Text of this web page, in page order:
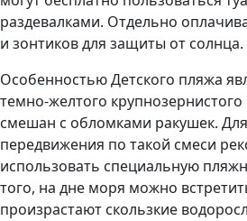
раздевалками. Отдельно
и зонтиков для защиты от солнца.
Особенностью Детского пляжа
темно-желтого
смешан с обломками ракушек.
передвижения по такой смеси
использовать специальную
того, на дне моря можно
произрастают скользкие